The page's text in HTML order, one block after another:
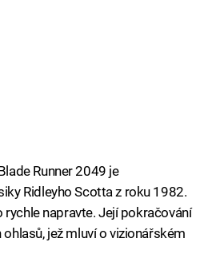
Runner 2049 je
Ridleyho Scotta z roku 1982.
rychle napravte. Její pokračování
jež mluví o vizionářském